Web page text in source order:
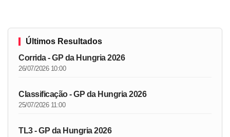
Últimos Resultados
Corrida - GP da Hungria 2026
26/07/2026 10:00
Classificação - GP da Hungria 2026
25/07/2026 11:00
TL3 - GP da Hungria 2026